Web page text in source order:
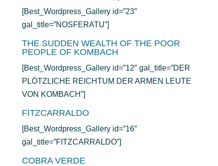
[Best_Wordpress_Gallery id=”23″
gal_title=”NOSFERATU”]
THE SUDDEN WEALTH OF THE POOR
PEOPLE OF KOMBACH
[Best_Wordpress_Gallery id=”12″ gal_title=”DER
PLÖTZLICHE REICHTUM DER ARMEN LEUTE
VON KOMBACH”]
FITZCARRALDO
[Best_Wordpress_Gallery id=”16″
gal_title=”FITZCARRALDO”]
COBRA VERDE